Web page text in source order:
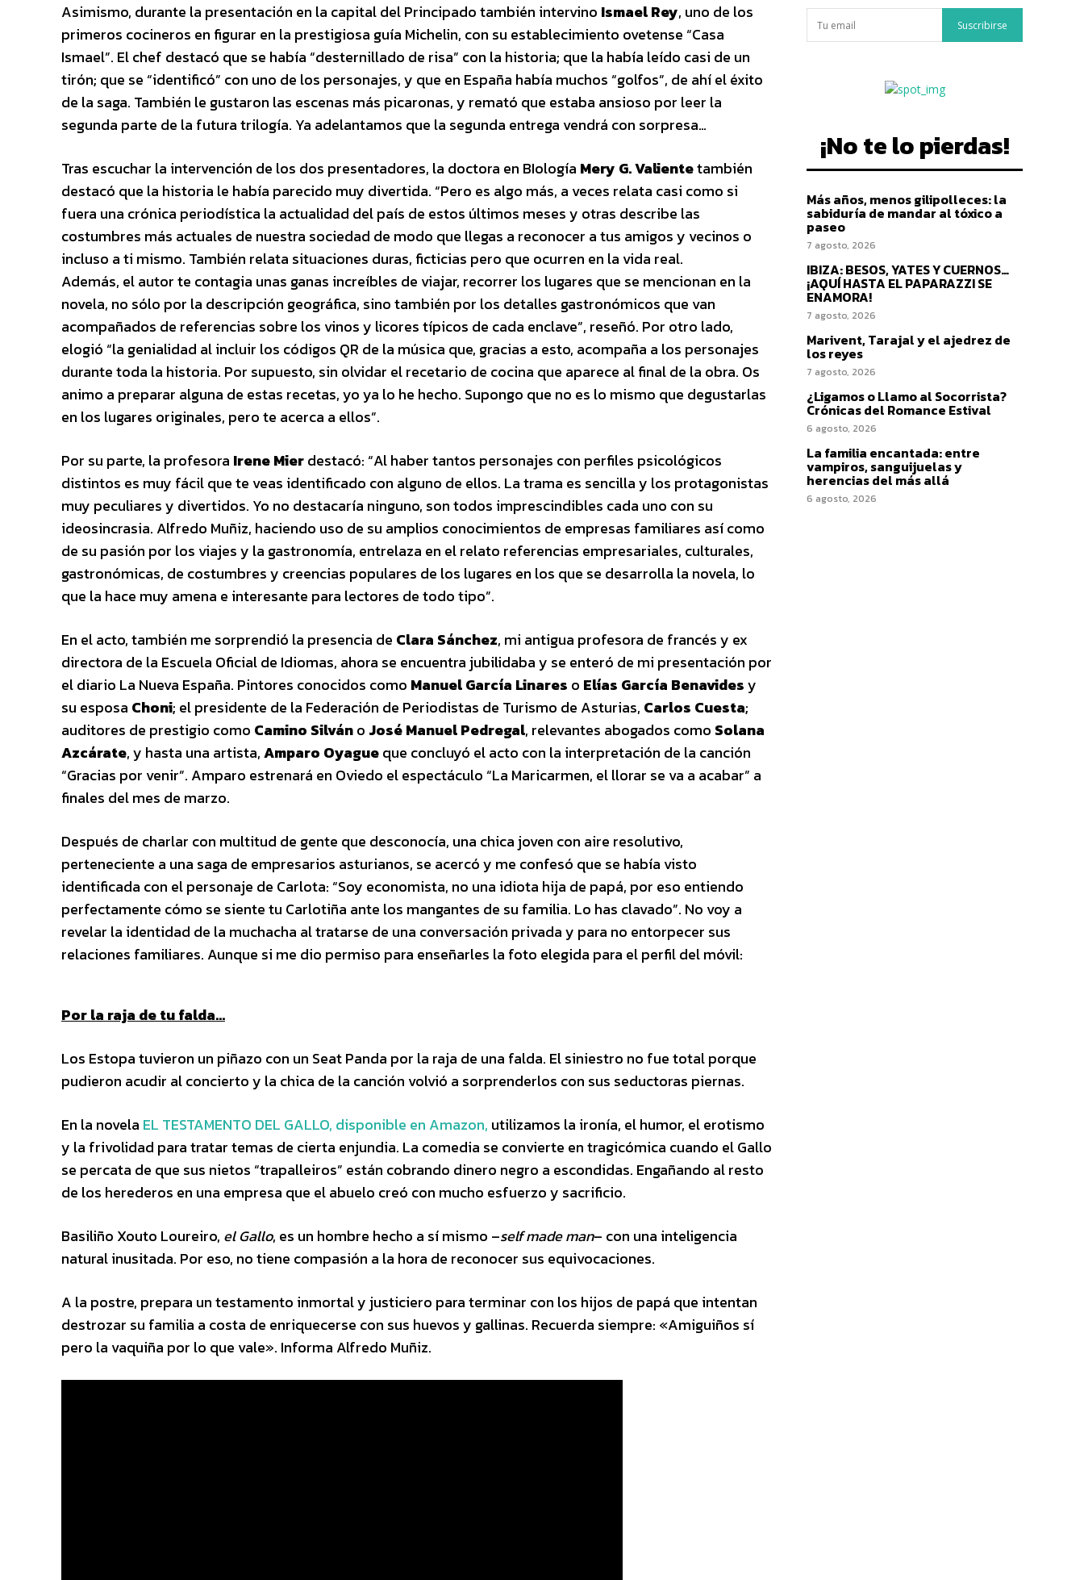
Asimismo, durante la presentación en la capital del Principado también intervino Ismael Rey, uno de los
primeros cocineros en figurar en la prestigiosa guía Michelin, con su establecimiento ovetense “Casa
Ismael”. El chef destacó que se había “desternillado de risa” con la historia; que la había leído casi de un
tirón; que se “identificó” con uno de los personajes, y que en España había muchos “golfos”, de ahí el éxito
de la saga. También le gustaron las escenas más picaronas, y remató que estaba ansioso por leer la
segunda parte de la futura trilogía. Ya adelantamos que la segunda entrega vendrá con sorpresa…
Tras escuchar la intervención de los dos presentadores, la doctora en BIología Mery G. Valientetambién
destacó que la historia le había parecido muy divertida. “Pero es algo más, a veces relata casi como si
fuera una crónica periodística la actualidad del país de estos últimos meses y otras describe las
costumbres más actuales de nuestra sociedad de modo que llegas a reconocer a tus amigos y vecinos o
incluso a ti mismo. También relata situaciones duras, ficticias pero que ocurren en la vida real.
Además, el autor te contagia unas ganas increíbles de viajar, recorrer los lugares que se mencionan en la
novela, no sólo por la descripción geográfica, sino también por los detalles gastronómicos que van
acompañados de referencias sobre los vinos y licores típicos de cada enclave”, reseñó. Por otro lado,
elogió “la genialidad al incluir los códigos QR de la música que, gracias a esto, acompaña a los personajes
durante toda la historia. Por supuesto, sin olvidar el recetario de cocina que aparece al final de la obra. Os
animo a preparar alguna de estas recetas, yo ya lo he hecho. Supongo que no es lo mismo que degustarlas
en los lugares originales, pero te acerca a ellos”.
Por su parte, la profesora Irene Mierdestacó: “Al haber tantos personajes con perfiles psicológicos
distintos es muy fácil que te veas identificado con alguno de ellos. La trama es sencilla y los protagonistas
muy peculiares y divertidos. Yo no destacaría ninguno, son todos imprescindibles cada uno con su
ideosincrasia. Alfredo Muñiz, haciendo uso de su amplios conocimientos de empresas familiares así como
de su pasión por los viajes y la gastronomía, entrelaza en el relato referencias empresariales, culturales,
gastronómicas, de costumbres y creencias populares de los lugares en los que se desarrolla la novela, lo
que la hace muy amena e interesante para lectores de todo tipo”.
En el acto, también me sorprendió la presencia de Clara Sánchez, mi antigua profesora de francés y ex
directora de la Escuela Oficial de Idiomas, ahora se encuentra jubilidaba y se enteró de mi presentación por
el diario La Nueva España. Pintores conocidos como Manuel García Linares o Elías García Benavidesy
su esposa Choni; el presidente de la Federación de Periodistas de Turismo de Asturias, Carlos Cuesta;
auditores de prestigio como Camino Silváno José Manuel Pedregal, relevantes abogados como Solana
Azcárate, y hasta una artista,Amparo Oyagueque concluyó el acto con la interpretación de la canción
“Gracias por venir”. Amparo estrenará en Oviedo el espectáculo “La Maricarmen, el llorar se va a acabar” a
finales del mes de marzo.
Después de charlar con multitud de gente que desconocía, una chica joven con aire resolutivo,
perteneciente a una saga de empresarios asturianos, se acercó y me confesó que se había visto
identificada con el personaje de Carlota: “Soy economista, no una idiota hija de papá, por eso entiendo
perfectamente cómo se siente tu Carlotiña ante los mangantes de su familia. Lo has clavado”. No voy a
revelar la identidad de la muchacha al tratarse de una conversación privada y para no entorpecer sus
relaciones familiares. Aunque si me dio permiso para enseñarles la foto elegida para el perfil del móvil:
Por la raja de tu falda…
Los Estopa tuvieron un piñazo con un Seat Panda por la raja de una falda. El siniestro no fue total porque
pudieron acudir al concierto y la chica de la canción volvió a sorprenderlos con sus seductoras piernas.
En la novela EL TESTAMENTO DEL GALLO, disponible en Amazon, utilizamos la ironía, el humor, el erotismo
y la frivolidad para tratar temas de cierta enjundia. La comedia se convierte en tragicómica cuando el Gallo
se percata de que sus nietos “trapalleiros” están cobrando dinero negro a escondidas. Engañando al resto
de los herederos en una empresa que el abuelo creó con mucho esfuerzo y sacrificio.
Basiliño Xouto Loureiro, el Gallo, es un hombre hecho a sí mismo –self made man– con una inteligencia
natural inusitada. Por eso, no tiene compasión a la hora de reconocer sus equivocaciones.
A la postre, prepara un testamento inmortal y justiciero para terminar con los hijos de papá que intentan
destrozar su familia a costa de enriquecerse con sus huevos y gallinas. Recuerda siempre: «Amiguiños sí
pero la vaquiña por lo que vale». Informa Alfredo Muñiz.
Suscribirse
¡No te lo pierdas!
Más años, menos gilipolleces: la
sabiduría de mandar al tóxico a
paseo
7 agosto, 2026
IBIZA: BESOS, YATES Y CUERNOS…
¡AQUÍ HASTA EL PAPARAZZI SE
ENAMORA!
7 agosto, 2026
Marivent, Tarajal y el ajedrez de
los reyes
7 agosto, 2026
¿Ligamos o Llamo al Socorrista?
Crónicas del Romance Estival
6 agosto, 2026
La familia encantada: entre
vampiros, sanguijuelas y
herencias del más allá
6 agosto, 2026